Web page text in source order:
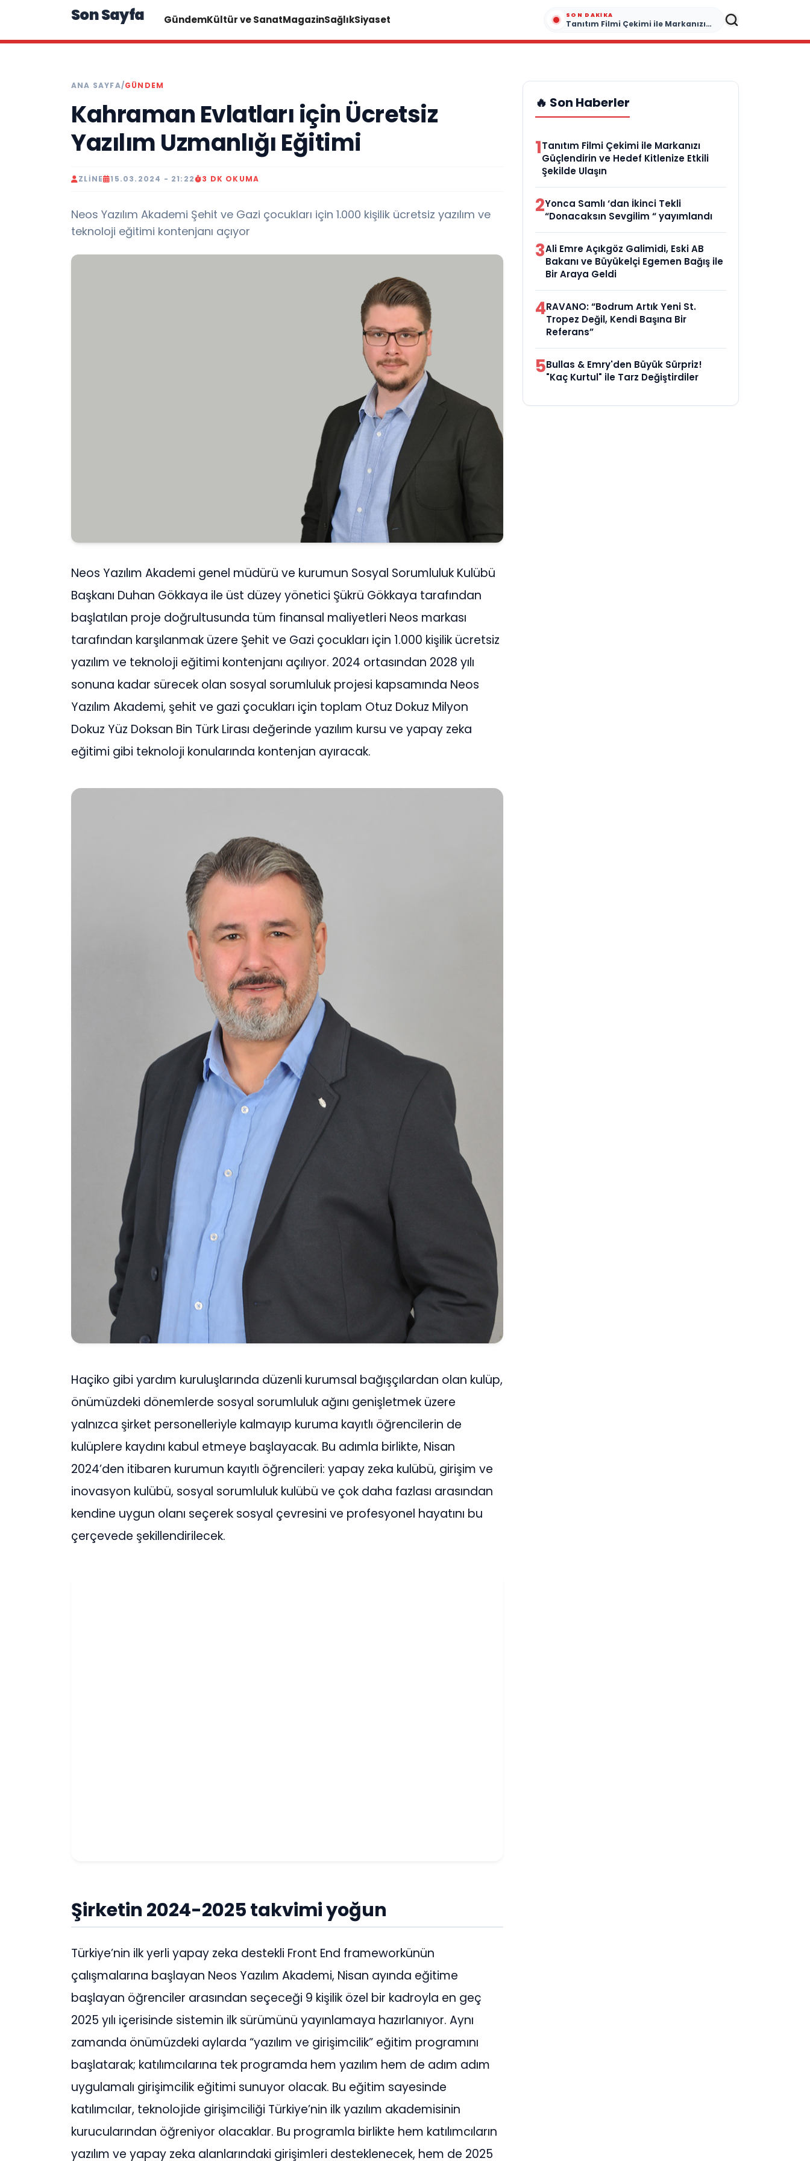
Son Sayfa GündemKültür ve SanatMagazinSağlıkSiyaset SON DAKIKA
Tanıtım Filmi Çekimi ile Markanızı Güçlendirin ve Hedef Kitlenize Etkili Şekilde Ulaşın
ANA SAYFA/GÜNDEM
Kahraman Evlatları için Ücretsiz
Yazılım Uzmanlığı Eğitimi
ZLINE 15.03.2024 - 21:22 3 DK OKUMA
Neos Yazılım Akademi Şehit ve Gazi çocukları için 1.000 kişilik ücretsiz yazılım ve
teknoloji eğitimi kontenjanı açıyor
Neos Yazılım Akademi genel müdürü ve kurumun Sosyal Sorumluluk Kulübü
Başkanı Duhan Gökkaya ile üst düzey yönetici Şükrü Gökkaya tarafından
başlatılan proje doğrultusunda tüm finansal maliyetleri Neos markası
tarafından karşılanmak üzere Şehit ve Gazi çocukları için 1.000 kişilik ücretsiz
yazılım ve teknoloji eğitimi kontenjanı açılıyor. 2024 ortasından 2028 yılı
sonuna kadar sürecek olan sosyal sorumluluk projesi kapsamında Neos
Yazılım Akademi, şehit ve gazi çocukları için toplam Otuz Dokuz Milyon
Dokuz Yüz Doksan Bin Türk Lirası değerinde yazılım kursu ve yapay zeka
eğitimi gibi teknoloji konularında kontenjan ayıracak.
Haçiko gibi yardım kuruluşlarında düzenli kurumsal bağışçılardan olan kulüp,
önümüzdeki dönemlerde sosyal sorumluluk ağını genişletmek üzere
yalnızca şirket personelleriyle kalmayıp kuruma kayıtlı öğrencilerin de
kulüplere kaydını kabul etmeye başlayacak. Bu adımla birlikte, Nisan
2024’den itibaren kurumun kayıtlı öğrencileri: yapay zeka kulübü, girişim ve
inovasyon kulübü, sosyal sorumluluk kulübü ve çok daha fazlası arasından
kendine uygun olanı seçerek sosyal çevresini ve profesyonel hayatını bu
çerçevede şekillendirilecek.
Şirketin 2024-2025 takvimi yoğun
Türkiye’nin ilk yerli yapay zeka destekli Front End frameworkünün
çalışmalarına başlayan Neos Yazılım Akademi, Nisan ayında eğitime
başlayan öğrenciler arasından seçeceği 9 kişilik özel bir kadroyla en geç
2025 yılı içerisinde sistemin ilk sürümünü yayınlamaya hazırlanıyor. Aynı
zamanda önümüzdeki aylarda “yazılım ve girişimcilik” eğitim programını
başlatarak; katılımcılarına tek programda hem yazılım hem de adım adım
uygulamalı girişimcilik eğitimi sunuyor olacak. Bu eğitim sayesinde
katılımcılar, teknolojide girişimciliği Türkiye’nin ilk yazılım akademisinin
kurucularından öğreniyor olacaklar. Bu programla birlikte hem katılımcıların
yazılım ve yapay zeka alanlarındaki girişimleri desteklenecek, hem de 2025
🔥 Son Haberler
1Tanıtım Filmi Çekimi ile Markanızı
Güçlendirin ve Hedef Kitlenize Etkili
Şekilde Ulaşın
2Yonca Samlı ‘dan İkinci Tekli
“Donacaksın Sevgilim “ yayımlandı
3Ali Emre Açıkgöz Galimidi, Eski AB
Bakanı ve Büyükelçi Egemen Bağış ile
Bir Araya Geldi
4RAVANO: “Bodrum Artık Yeni St.
Tropez Değil, Kendi Başına Bir
Referans”
5Bullas & Emry'den Büyük Sürpriz!
"Kaç Kurtul" ile Tarz Değiştirdiler